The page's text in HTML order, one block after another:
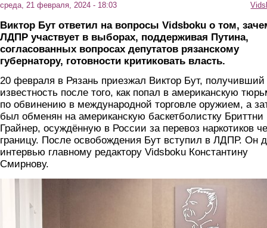
среда, 21 февраля, 2024 - 18:03
Виктор Бут ответил на вопросы Vidsboku о том,
ЛДПР участвует в выборах, поддерживая Путина,
согласованных вопросах депутатов рязанскому
губернатору, готовности критиковать власть.
20 февраля в Рязань приезжал Виктор Бут, получивший
известность после того, как попал в американскую
по обвинению в международной торговле оружием, а
был обменян на американскую баскетболистку Бриттни
Грайнер, осуждённую в России за перевоз наркотиков
границу. После освобождения Бут вступил в ЛДПР. Он
интервью главному редактору Vidsboku Константину
Смирнову.